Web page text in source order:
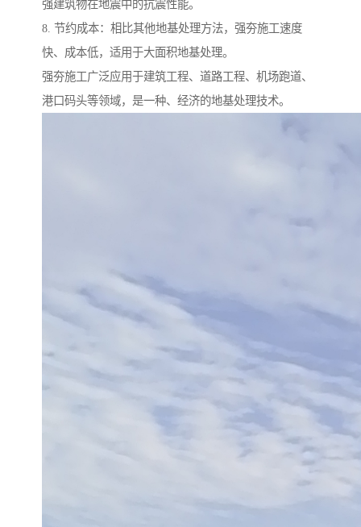
强建筑物在地震中的抗震性能。
8. 节约成本：相比其他地基处理方法，强夯施工速度
快、成本低，适用于大面积地基处理。
强夯施工广泛应用于建筑工程、道路工程、机场跑道、
港口码头等领域，是一种、经济的地基处理技术。